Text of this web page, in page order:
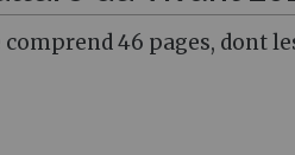
46 pages, dont